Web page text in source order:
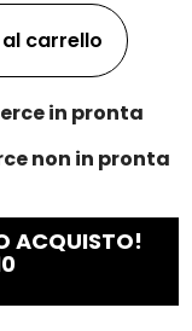
carrello
in pronta
non in pronta
ACQUISTO!